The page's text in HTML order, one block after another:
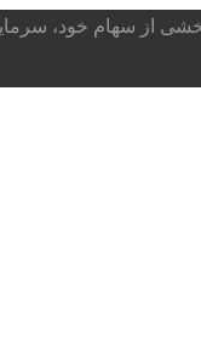
سهام خود، سرمایه